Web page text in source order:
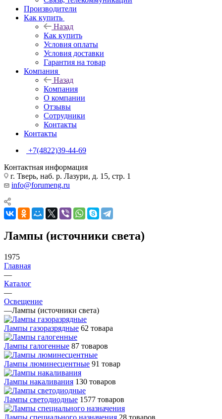
Производители
Как купить
Назад
Как купить
Условия оплаты
Условия доставки
Гарантия на товар
Компания
Назад
Компания
О компании
Отзывы
Сотрудники
Контакты
Контакты
+7(4822)39-44-69
Контактная информация
г. Тверь, наб. р. Лазури, д. 15, стр. 1
info@forumeng.ru
Лампы (источники света)
1975
Главная
—
Каталог
—
Освещение
—Лампы (источники света)
Лампы газоразрядные 62 товара
Лампы галогенные 87 товаров
Лампы люминесцентные 91 товар
Лампы накаливания 130 товаров
Лампы светодиодные 1577 товаров
Лампы специального назначения 28 товаров